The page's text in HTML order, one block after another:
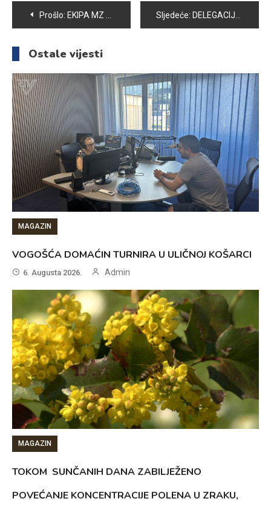
Navigacija
članaka
Prošlo: EKIPA MZ TIHOVIĆI SAJMIR POBJEDNIK TRADICIONALNOG PRVOMAJSKOG TURNIRA U MALOM FUDBALU „VOGOŠĆA SEMIZOVAC 2016“ Sljedeće: DELEGACIJA IZ ISTANBULSKE OPĆINE FATIH POSJETILA OPĆINU VOGOŠĆA I OŠ “MIRSAD PRNJAVORAC”
Ostale vijesti
MAGAZIN
VOGOŠĆA DOMAĆIN TURNIRA U ULIČNOJ KOŠARCI
6. Augusta 2026. Admin
MAGAZIN
TOKOM SUNČANIH DANA ZABILJEŽENO
POVEĆANJE KONCENTRACIJE POLENA U ZRAKU,